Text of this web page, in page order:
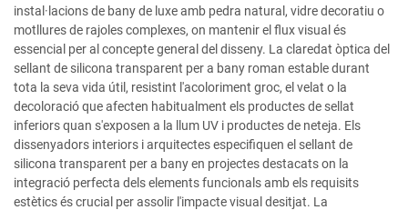
instal·lacions de bany de luxe amb pedra natural, vidre decoratiu o
motllures de rajoles complexes, on mantenir el flux visual és
essencial per al concepte general del disseny. La claredat òptica del
sellant de silicona transparent per a bany roman estable durant
tota la seva vida útil, resistint l'acoloriment groc, el velat o la
decoloració que afecten habitualment els productes de sellat
inferiors quan s'exposen a la llum UV i productes de neteja. Els
dissenyadors interiors i arquitectes especifiquen el sellant de
silicona transparent per a bany en projectes destacats on la
integració perfecta dels elements funcionals amb els requisits
estètics és crucial per assolir l'impacte visual desitjat. La